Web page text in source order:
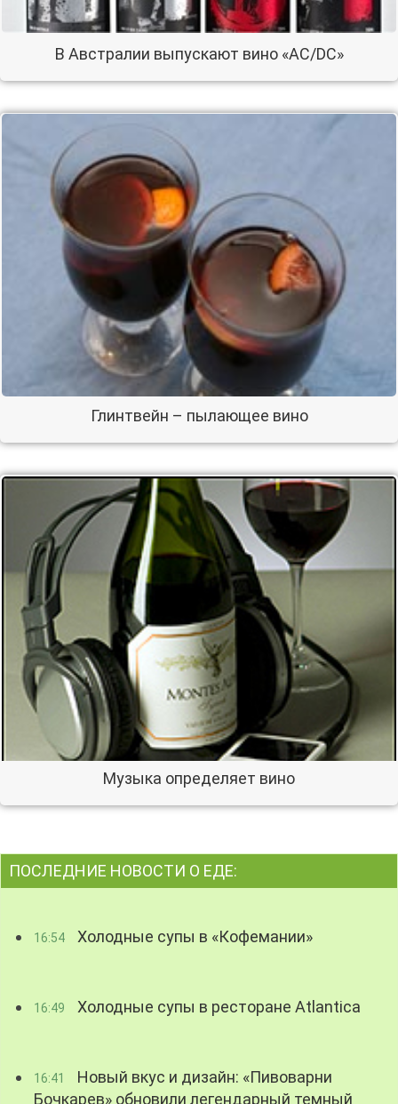
В Австралии выпускают вино «АС/DC»
Глинтвейн – пылающее вино
Музыка определяет вино
ПОСЛЕДНИЕ НОВОСТИ О ЕДЕ:
16:54 Холодные супы в «Кофемании»
16:49 Холодные супы в ресторане Atlantica
16:41
Новый вкус и дизайн: «Пивоварни
Бочкарев» обновили легендарный темный